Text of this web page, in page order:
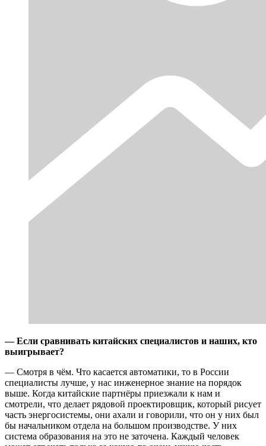
— Если сравнивать китайских специалистов и наших, кто
выигрывает?
— Смотря в чём. Что касается автоматики, то в России
специалисты лучше, у нас инженерное знание на порядок
выше. Когда китайские партнёры приезжали к нам и
смотрели, что делает рядовой проектировщик, который рисует
часть энергосистемы, они ахали и говорили, что он у них был
бы начальником отдела на большом производстве. У них
система образования на это не заточена. Каждый человек